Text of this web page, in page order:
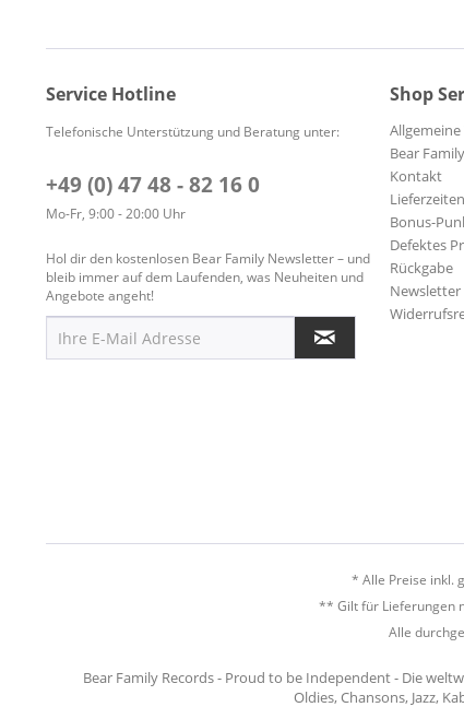
Service Hotline
Telefonische Unterstützung und Beratung unter:
+49 (0) 47 48 - 82 16 0
Mo-Fr, 9:00 - 20:00 Uhr
Hol dir den kostenlosen Bear Family Newsletter – und
bleib immer auf dem Laufenden, was Neuheiten und
Angebote angeht!
Shop
Bear
Kontakt
Bonus-
Defektes
Rückgabe
Newsletter
* Alle Preise inkl.
** Gilt für Lieferungen
Alle
Bear Family Records - Proud to be Independent - Die
Oldies, Chansons, Jazz,